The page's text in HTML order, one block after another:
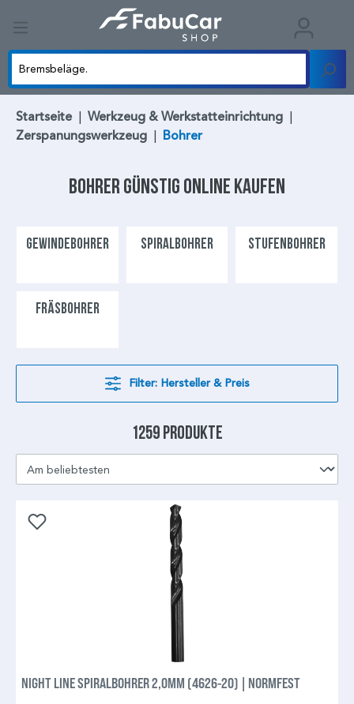
Startseite | Werkzeug & Werkstatteinrichtung |
Zerspanungswerkzeug | Bohrer
Bohrer günstig online kaufen
GEWINDEBOHRER SPIRALBOHRER STUFENBOHRER
FRÄSBOHRER
Filter: Hersteller & Preis
1259 Produkte
NIGHT LINE SPIRALBOHRER 2,0MM (4626-20) | NORMFEST